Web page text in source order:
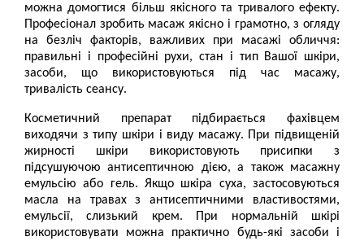
можна домогтися більш якісного та тривалого ефекту.
Професіонал зробить масаж якісно і грамотно, з огляду
на безліч факторів, важливих при масажі обличчя:
правильні і професійні рухи, стан і тип Вашої шкіри,
засоби, що використовуються під час масажу,
тривалість сеансу.
Косметичний препарат підбирається фахівцем
виходячи з типу шкіри і виду масажу. При підвищеній
жирності шкіри використовують присипки з
підсушуючою антисептичною дією, а також масажну
емульсію або гель. Якщо шкіра суха, застосовуються
масла на травах з антисептичними властивостями,
емульсії, слизький крем. При нормальній шкірі
використовувати можна практично будь-які засоби і